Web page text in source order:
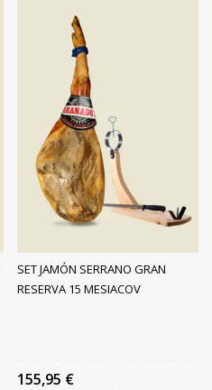
SET JAMÓN SERRANO GRAN
RESERVA 15 MESIACOV
155,95 €